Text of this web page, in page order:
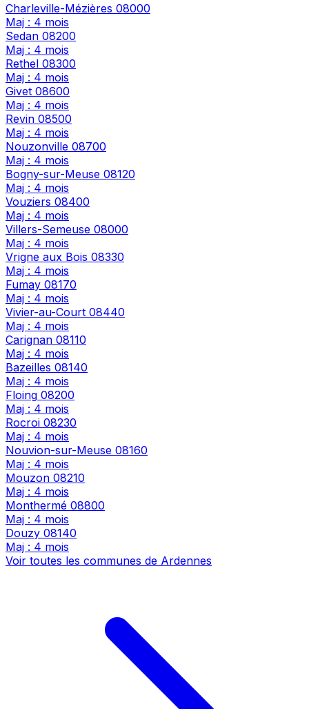
Charleville-Mézières 08000
Maj : 4 mois
Sedan 08200
Maj : 4 mois
Rethel 08300
Maj : 4 mois
Givet 08600
Maj : 4 mois
Revin 08500
Maj : 4 mois
Nouzonville 08700
Maj : 4 mois
Bogny-sur-Meuse 08120
Maj : 4 mois
Vouziers 08400
Maj : 4 mois
Villers-Semeuse 08000
Maj : 4 mois
Vrigne aux Bois 08330
Maj : 4 mois
Fumay 08170
Maj : 4 mois
Vivier-au-Court 08440
Maj : 4 mois
Carignan 08110
Maj : 4 mois
Bazeilles 08140
Maj : 4 mois
Floing 08200
Maj : 4 mois
Rocroi 08230
Maj : 4 mois
Nouvion-sur-Meuse 08160
Maj : 4 mois
Mouzon 08210
Maj : 4 mois
Monthermé 08800
Maj : 4 mois
Douzy 08140
Maj : 4 mois
Voir toutes les communes de Ardennes